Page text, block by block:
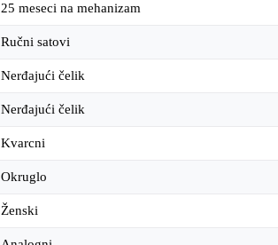
25 meseci na mehanizam
Ručni satovi
Nerđajući čelik
Nerđajući čelik
Kvarcni
Okruglo
Ženski